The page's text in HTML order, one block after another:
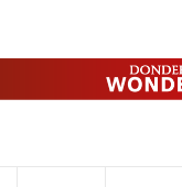
de
OVER HERSENEN